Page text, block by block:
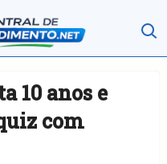
10 anos e
com